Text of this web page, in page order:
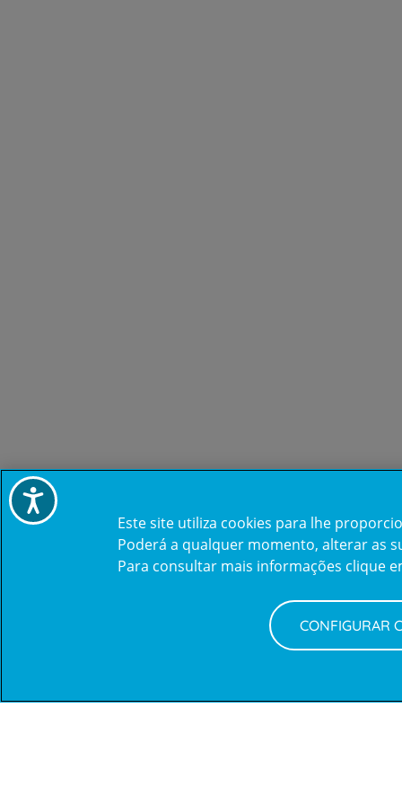
Acessibilidade
Newsletter + Saúde
Este site utiliza cookies para lhe
Poderá a qualquer momento, alterar as
Para consultar mais informações clique
CONFIGURAR